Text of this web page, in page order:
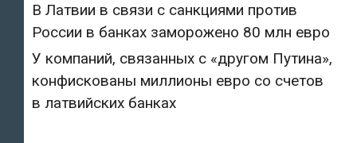
В Латвии в связи с санкциями против
России в банках заморожено 80 млн евро
У компаний, связанных с «другом Путина»,
конфискованы миллионы евро со счетов
в латвийских банках